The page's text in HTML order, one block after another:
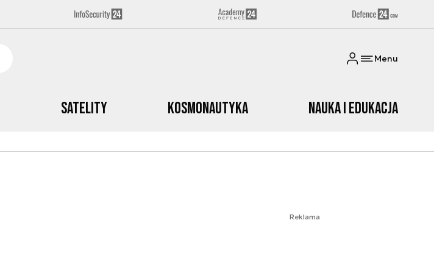
Menu
Satelity Kosmonautyka Nauka i edukacja
Reklama